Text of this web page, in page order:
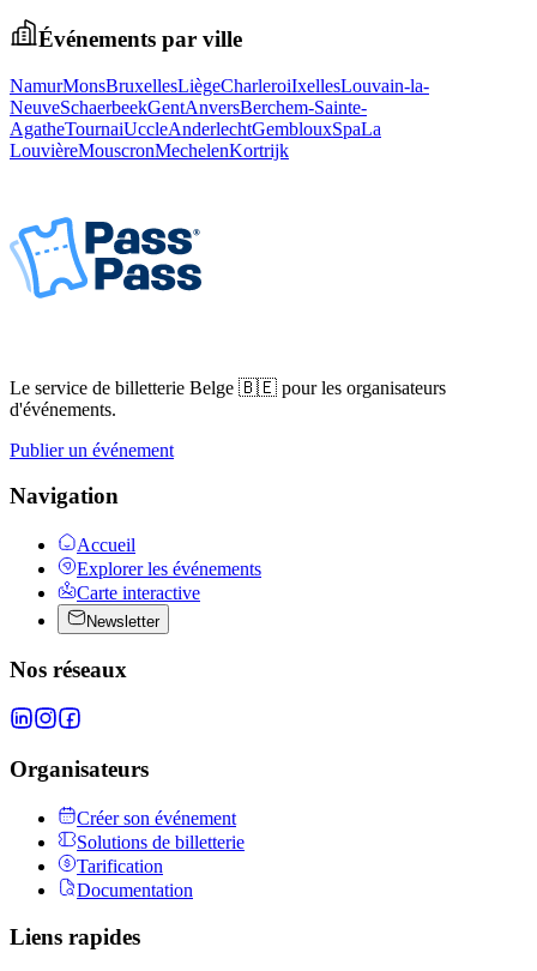
Événements par ville
NamurMonsBruxellesLiègeCharleroiIxellesLouvain-la-
NeuveSchaerbeekGentAnversBerchem-Sainte-
AgatheTournaiUccleAnderlechtGemblouxSpaLa
LouvièreMouscronMechelenKortrijk
Le service de billetterie Belge 🇧🇪 pour les organisateurs
d'événements.
Publier un événement
Navigation
Accueil
Explorer les événements
Carte interactive
Newsletter
Nos réseaux
Organisateurs
Créer son événement
Solutions de billetterie
Tarification
Documentation
Liens rapides